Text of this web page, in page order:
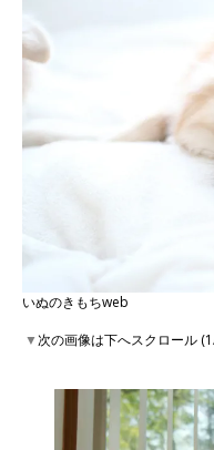
いぬのきもちweb
▼次の画像は下へスクロール